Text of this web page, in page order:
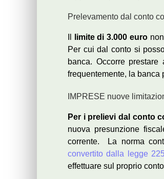
Prelevamento dal conto
limite di 3.000 euronon
Per cui dal conto si
banca. Occorre
frequentemente, la banca
IMPRESE nuove
Per i prelievi dal conto
nuova presunzione
corrente. La norma
convertito dalla legge
effettuare sul proprio